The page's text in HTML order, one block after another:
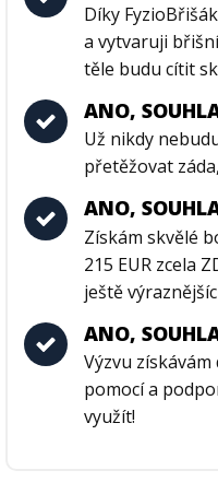
Díky
a vytvaruji
těle budu cítit
ANO,
Už nikdy
přetěžovat
ANO,
Získám skvělé
215 EUR zcela
ještě
ANO,
Výzvu
pomocí a
využít!